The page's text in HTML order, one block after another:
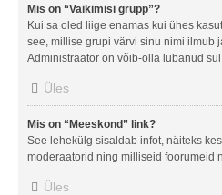
Mis on “Vaikimisi grupp”?
Kui sa oled liige enamas kui ühes
see, millise grupi värvi sinu nimi ilmub
Administraator on võib-olla lubanud
Üles
Mis on “Meeskond” link?
See lehekülg sisaldab infot, näiteks
moderaatorid ning milliseid foorumeid
Üles